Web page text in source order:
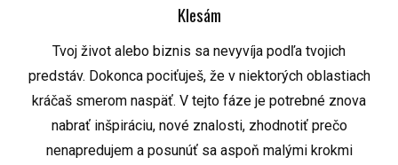
Klesám
Tvoj život alebo biznis sa nevyvíja podľa tvojich
predstáv. Dokonca pociťuješ, že v niektorých oblastiach
kráčaš smerom naspäť. V tejto fáze je potrebné znova
nabrať inšpiráciu, nové znalosti, zhodnotiť prečo
nenapredujem a posunúť sa aspoň malými krokmi